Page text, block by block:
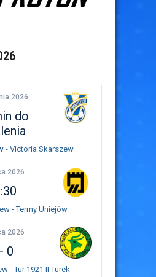
2026
do
- Victoria Skarszew
2026
- Termy Uniejów
2026
- 0
- Tur 1921 II Turek